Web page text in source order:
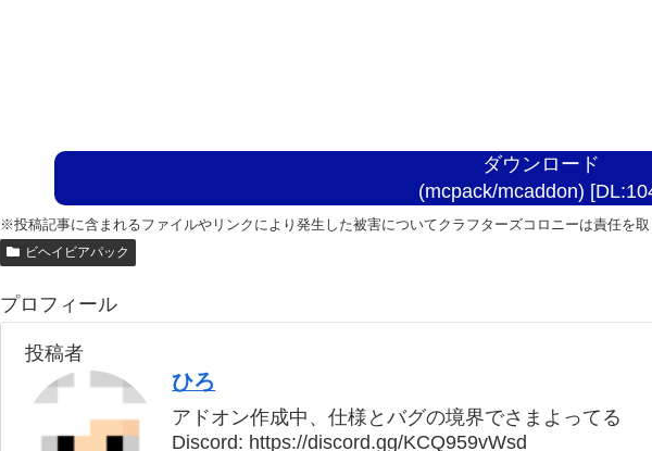
ダウンロード
(mcpack/mcaddon)
※投稿記事に含まれるファイルやリンクにより発生した被害についてクラフターズコロニーは責任を
ビヘイビアパック
プロフィール
投稿者
ひろ
アドオン作成中、仕様とバグの境界でさまよってる
Discord: https://discord.gg/KCQ959vWsd